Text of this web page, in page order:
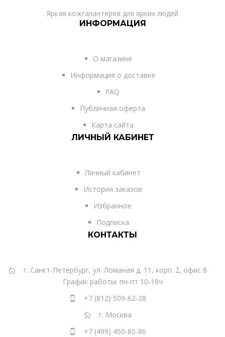
Яркая кожгалантерея для ярких людей
ИНФОРМАЦИЯ
О магазине
Информация о доставке
FAQ
Публичная оферта
Карта сайта
ЛИЧНЫЙ КАБИНЕТ
Личный кабинет
История заказов
Избранное
Подписка
КОНТАКТЫ
г. Санкт-Петербург, ул. Ломаная д. 11, корп. 2, офис 8
График работы: пн-пт 10-18ч
+7 (812) 509-62-28
г. Москва
+7 (499) 450-85-86